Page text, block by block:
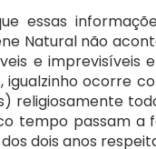
essas
Natural não
e imprevisíveis
ocorre
religiosamente
tempo passam a
dois anos